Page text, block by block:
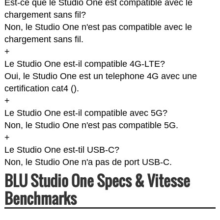
Est-ce que le Studio One est compatible avec le
chargement sans fil?
Non, le Studio One n'est pas compatible avec le
chargement sans fil.
+
Le Studio One est-il compatible 4G-LTE?
Oui, le Studio One est un telephone 4G avec une
certification cat4 ().
+
Le Studio One est-il compatible avec 5G?
Non, le Studio One n'est pas compatible 5G.
+
Le Studio One est-til USB-C?
Non, le Studio One n'a pas de port USB-C.
BLU Studio One Specs & Vitesse
Benchmarks